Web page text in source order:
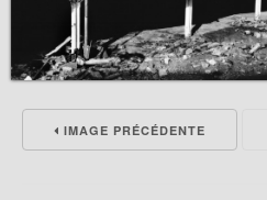
IMAGE PRÉCÉDENTE